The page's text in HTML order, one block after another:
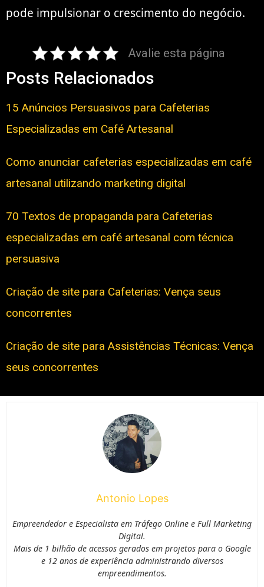
pode impulsionar o crescimento do negócio.
Avalie esta página
Posts Relacionados
15 Anúncios Persuasivos para Cafeterias
Especializadas em Café Artesanal
Como anunciar cafeterias especializadas em café
artesanal utilizando marketing digital
70 Textos de propaganda para Cafeterias
especializadas em café artesanal com técnica
persuasiva
Criação de site para Cafeterias: Vença seus
concorrentes
Criação de site para Assistências Técnicas: Vença
seus concorrentes
Antonio Lopes
Empreendedor e Especialista em Tráfego Online e Full Marketing
Digital.
Mais de 1 bilhão de acessos gerados em projetos para o Google
e 12 anos de experiência administrando diversos
empreendimentos.